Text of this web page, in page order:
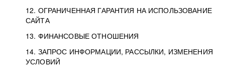
12. ОГРАНИЧЕННАЯ ГАРАНТИЯ НА ИСПОЛЬЗОВАНИЕ
САЙТА
13. ФИНАНСОВЫЕ ОТНОШЕНИЯ
14. ЗАПРОС ИНФОРМАЦИИ, РАССЫЛКИ, ИЗМЕНЕНИЯ
УСЛОВИЙ